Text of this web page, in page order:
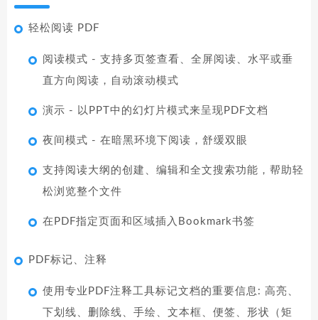
轻松阅读 PDF
阅读模式 - 支持多页签查看、全屏阅读、水平或垂
直方向阅读，自动滚动模式
演示 - 以PPT中的幻灯片模式来呈现PDF文档
夜间模式 - 在暗黑环境下阅读，舒缓双眼
支持阅读大纲的创建、编辑和全文搜索功能，帮助轻
松浏览整个文件
在PDF指定页面和区域插入Bookmark书签
PDF标记、注释
使用专业PDF注释工具标记文档的重要信息: 高亮、
下划线、删除线、手绘、文本框、便签、形状（矩